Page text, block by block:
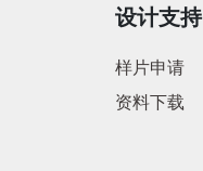
设计支持
样片申请
资料下载